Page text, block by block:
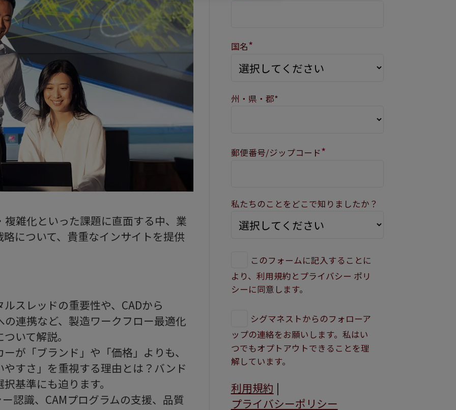
雑化といった課題に直面する中、業
について、貴重なインサイトを提供
スレッドの重要性や、CADから
連携など、製造ワークフロー最適化
いて解説。
が「ブランド」や「価格」よりも、
すさ」を重視する理由とは？バンド
基準にも迫ります。
認識、CAMプログラムの支援、品質
国名*
州・県・郡*
郵便番号/ジップコード*
私たちのことをどこで知りましたか？
このフォームに記入することに
より、利用規約とプライバシー ポリ
シーに同意します。
シグマネストからのフォローア
ップの連絡をお願いします。私はい
つでもオプトアウトできることを理
解しています。
利用規約 |
プライバシーポリシー